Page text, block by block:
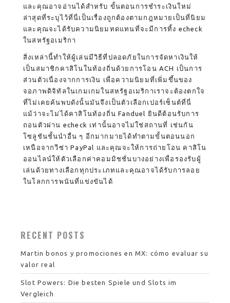
และคุณอาจอ่านได้สำหรับ ขั้นตอนการชำระเงินใหม่
ล่าสุดที่ระบุไว้ที่นี่เป็นเรื่องถูกต้องตามกฎหมายเป็นที่นิยม
และคุณจะได้รับความนิยมทดแทนที่จะมีการทิ้ง echeck
ในสหรัฐอเมริกา
สิ่งเหล่านี้ทำให้ผู้เล่นมีวิธีที่ปลอดภัยในการจัดหาเงินให้
เป็นสมาชิกคาสิโนในท้องถิ่นด้วยการโอน ACH เป็นการ
ส่วนตัวเนื่องจากการเงิน เพื่อความนิยมที่เพิ่มขึ้นของ
จอภาพดิจิทัลในเกมเกมในสหรัฐอเมริกาเราจะต้องตกใจ
ที่ไม่เคยค้นพบดังนั้นมันจึงเป็นตัวเลือกเปอร์เซ็นต์ที่นี่
แม้ว่าจะไม่ได้คาสิโนท้องถิ่น Fanduel ยินดีต้อนรับการ
ถอนตัวผ่าน echeck เท่านั้นอาจไม่ใช่สถานที่ เช่นกัน
โซลูชันชั้นนำอื่น ๆ อีกมากมายได้ทำตามขั้นตอนนอก
เหนือจากวีซ่า PayPal และคุณจะให้การถ่ายโอน คาสิโน
ออนไลน์ให้ตัวเลือกค่าคอมมิชชั่นบางอย่างเพื่อรองรับผู้
เล่นด้วยทางเลือกทุกประเภทและคุณอาจได้รับการลอย
ในโลกการพนันที่แข่งขันได้
RECENT POSTS
Martin bonos y promociones en MX: cómo evaluar su
valor real
Slot Powers: Die besten Spiele und Slots im
Vergleich